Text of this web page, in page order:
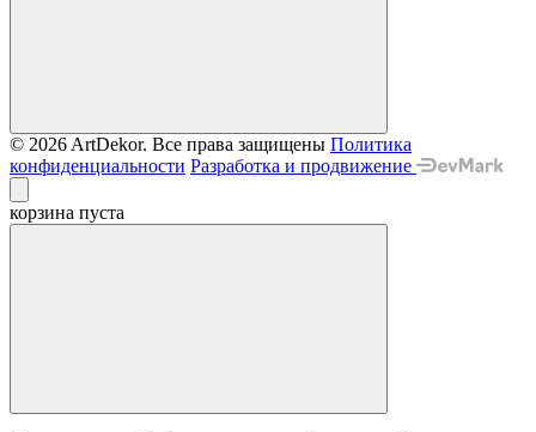
© 2026 ArtDekor. Все права защищены Политика
конфиденциальности Разработка и продвижение
корзина пуста